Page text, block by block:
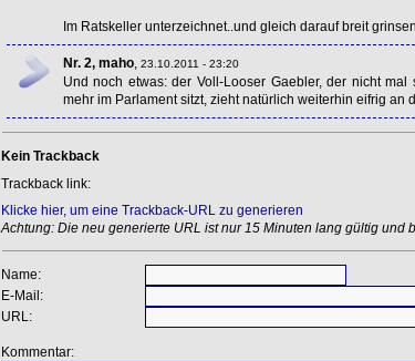
Im Ratskeller unterzeichnet..und gleich darauf breit
Nr. 2, maho, 23.10.2011 - 23:20
Und noch etwas: der Voll-Looser Gaebler, der nicht
mehr im Parlament sitzt, zieht natürlich weiterhin eifrig an
Kein Trackback
Trackback link:
Klicke hier, um eine Trackback-URL zu generieren
Achtung: Die neu generierte URL ist nur 15 Minuten lang gültig und
Name:
E-Mail:
URL:
Kommentar: